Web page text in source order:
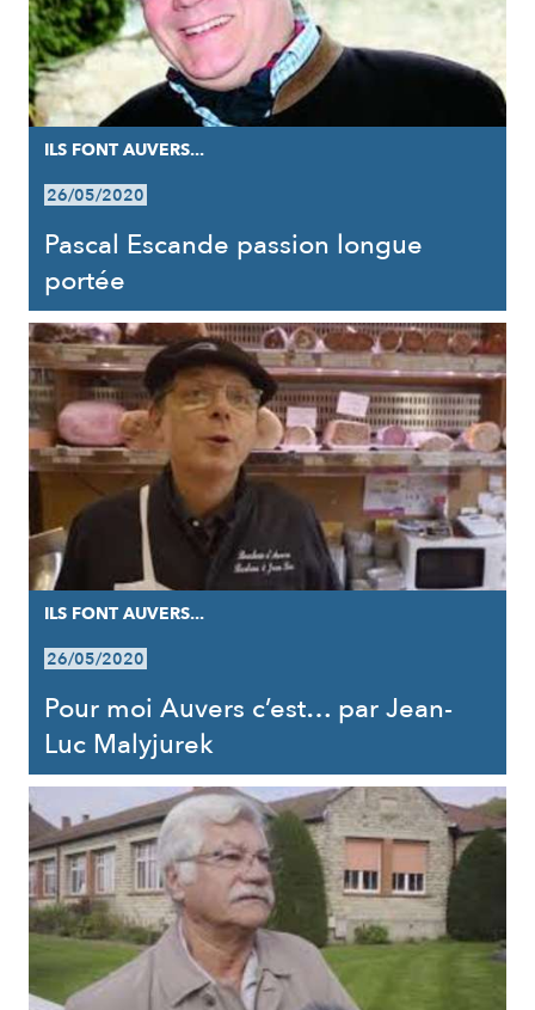
ILS FONT AUVERS...
26/05/2020
Pascal Escande passion longue
portée
ILS FONT AUVERS...
26/05/2020
Pour moi Auvers c’est… par Jean-
Luc Malyjurek